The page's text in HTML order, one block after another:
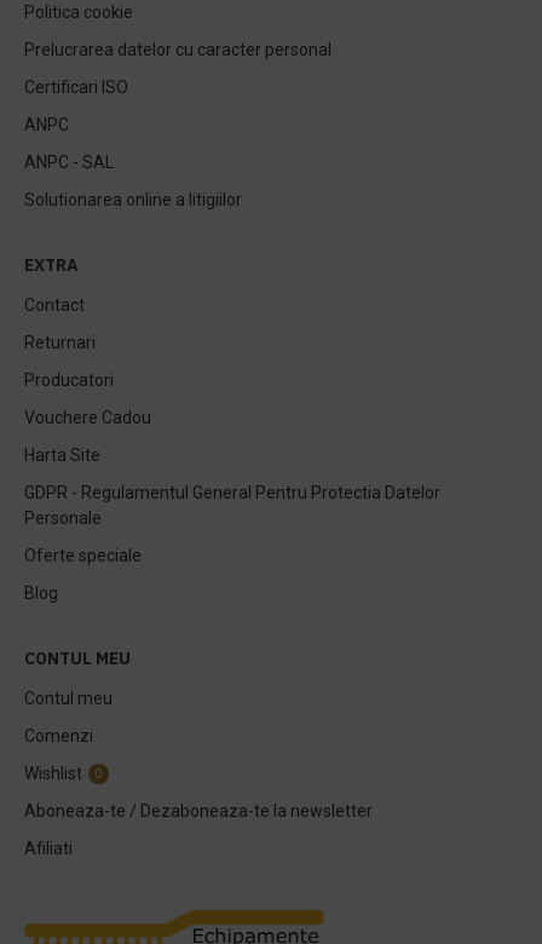
Politica cookie
Prelucrarea datelor cu caracter personal
Certificari ISO
ANPC
ANPC - SAL
Solutionarea online a litigiilor
EXTRA
Contact
Returnari
Producatori
Vouchere Cadou
Harta Site
GDPR - Regulamentul General Pentru Protectia Datelor
Personale
Oferte speciale
Blog
CONTUL MEU
Contul meu
Comenzi
Wishlist
0
Aboneaza-te / Dezaboneaza-te la newsletter
Afiliati